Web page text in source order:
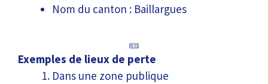
Nom du canton : Baillargues
Exemples de lieux de perte
Dans une zone publique